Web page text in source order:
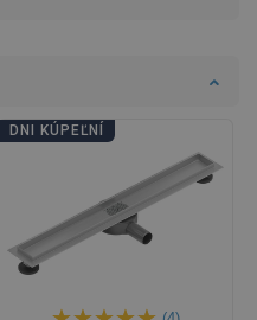
DNI KÚPEĽNÍ